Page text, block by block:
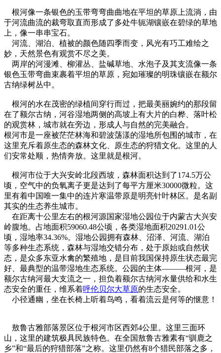
根河像一条银色的玉带弯弯曲曲地在平坦的草原上流淌，由
于河流曲流的裁弯取直而形成了多处牛轭湖镶嵌在碧绿的草地
上，像一串串宝石。
河流、湖泊、植被的颜色随四季而变，风光有巧工难绘之
妙，天然景色有观赏不尽之美。
两岸的河漫滩、柳灌丛、盐碱草地、水泡子及其支流像一条
银色玉带弯曲束裹着平坦的草原，宛如璀璨的明珠镶嵌在额尔
古纳绿树丛中。
根河的水在茂密的绿植间穿行而过，把最美丽婉约的那段留
在了额尔古纳，河谷湿地两侧的高坡上有大片的白桦、落叶松
的观赏林，城市就在旁边，形成人与自然的完美融合。
根河市是一座被茫茫林海和碧波荡漾的湿地所包围的城市，在
这里充斥着原生态的森林文化、原生态的狩猎文化。这里的人
们安常处顺，热情奔放。这里就是根河。
根河市位于大兴安岭北段西坡，森林面积达到了174.5万公
顷，空气中的负氧离子更是达到了每平方厘米30000微粒。这
里有着中国唯一集中的连片寒温带原是明亮针叶林区。是名副
其实的生态养生城市。
在距离十公里左右的根河源国家湿地公园位于内蒙古大兴安
岭腹地。占地面积59060.48公顷，各类湿地面积20291.01公
顷，湿地率34.36%。湿地公园拥有森林、沼泽、河流、湖泊
等多种生态系统，森林与湿地交错分布，处于原始或自然状
态，是众多东亚水禽的繁殖地，是目前我国保持原生状态最完
好、最典型的温带湿地生态系统。公园的主体———根河，是
额尔古纳河最大支流之一，担负着额尔古纳河水量供给和水生
态安全的重任，维系着呼伦贝尔大草原的生态安全。
小径通幽，坐在长椅上听着鸟鸣，看着流云是何等的惬意！
敖鲁古雅部落景区位于根河市区西郊4公里。这里三面环
山，这里的建筑极具民族特色。在全国敖鲁古雅素有“驯鹿之
乡”和“最后的狩猎部落”之称。这里仍然有8个猎民部落之多，